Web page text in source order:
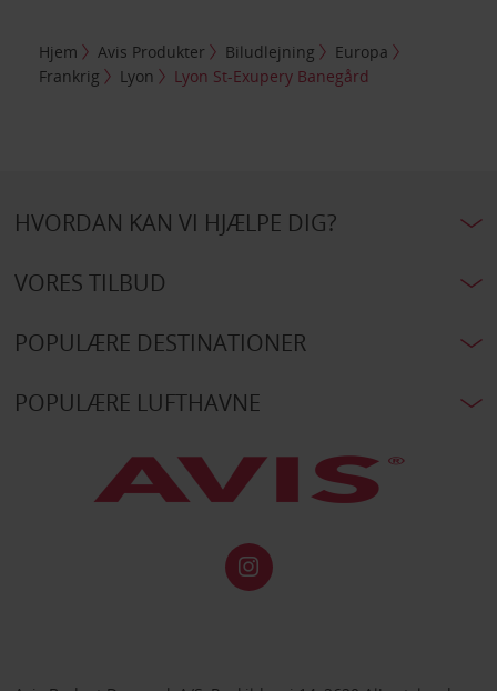
Hjem Avis Produkter Biludlejning
Europa
Frankrig
Lyon Lyon St-Exupery Banegård
HVORDAN KAN VI HJÆLPE DIG?
VORES TILBUD
POPULÆRE DESTINATIONER
POPULÆRE LUFTHAVNE